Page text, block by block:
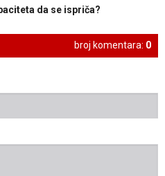
da se ispriča?
broj komentara: 0